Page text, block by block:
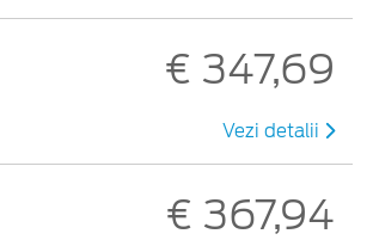
€ 347,69
Vezi detalii
€ 367,94